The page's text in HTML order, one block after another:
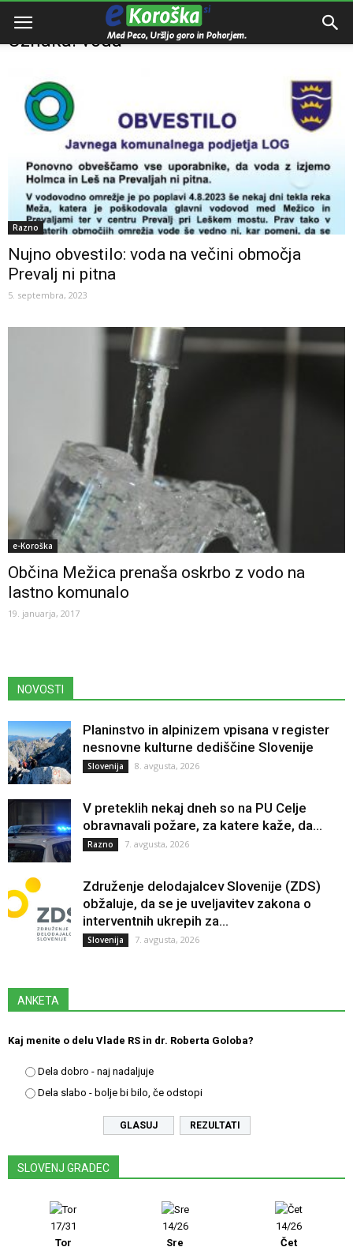
Domov Voda
Oznaka: voda
Razno
Nujno obvestilo: voda na večini območja
Prevalj ni pitna
5. septembra, 2023
e-Koroška
Občina Mežica prenaša oskrbo z vodo na
lastno komunalo
19. januarja, 2017
NOVOSTI
Planinstvo in alpinizem vpisana v register
nesnovne kulturne dediščine Slovenije
Slovenija 8. avgusta, 2026
V preteklih nekaj dneh so na PU Celje
obravnavali požare, za katere kaže, da...
Razno 7. avgusta, 2026
Združenje delodajalcev Slovenije (ZDS)
obžaluje, da se je uveljavitev zakona o
interventnih ukrepih za...
Slovenija 7. avgusta, 2026
ANKETA
Kaj menite o delu Vlade RS in dr. Roberta Goloba?
Dela dobro - naj nadaljuje
Dela slabo - bolje bi bilo, če odstopi
REZULTATI
SLOVENJ GRADEC
17/31
Tor
14/26
Sre
14/26
Čet